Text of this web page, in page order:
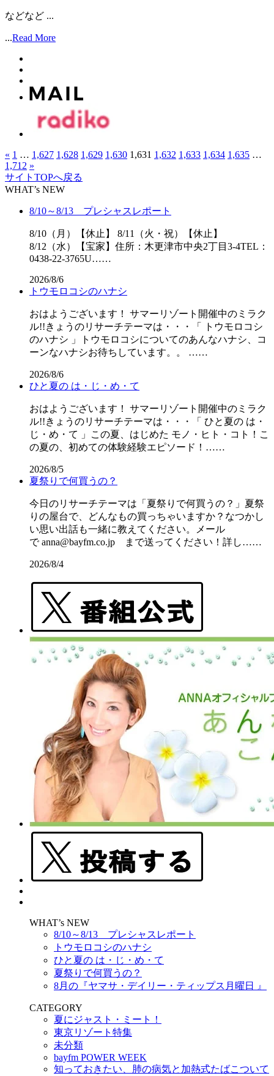
などなど ...
...Read More
« 1 … 1,627 1,628 1,629 1,630 1,631 1,632 1,633 1,634 1,635 …
1,712 »
サイトTOPへ戻る
WHAT’s NEW
8/10～8/13 プレシャスレポート
8/10（月）【休止】 8/11（火・祝）【休止】
8/12（水）【宝家】住所：木更津市中央2丁目3-4TEL：
0438-22-3765U……
2026/8/6
トウモロコシのハナシ
おはようございます！ サマーリゾート開催中のミラク
ル!!きょうのリサーチテーマは・・・「 トウモロコシ
のハナシ 」トウモロコシについてのあんなハナシ、コ
ーンなハナシお待ちしています。。 ……
2026/8/6
ひと夏の は・じ・め・て
おはようございます！ サマーリゾート開催中のミラク
ル!!きょうのリサーチテーマは・・・「 ひと夏の は・
じ・め・て 」この夏、はじめた モノ・ヒト・コト！こ
の夏の、初めての体験経験エピソード！……
2026/8/5
夏祭りで何買うの？
今日のリサーチテーマは「夏祭りで何買うの？」夏祭
りの屋台で、どんなもの買っちゃいますか？なつかし
い思い出話も一緒に教えてください。メール
で anna@bayfm.co.jp まで送ってください！詳し……
2026/8/4
WHAT’s NEW
8/10～8/13 プレシャスレポート
トウモロコシのハナシ
ひと夏の は・じ・め・て
夏祭りで何買うの？
8月の『ヤマサ・デイリー・ティップス月曜日 』
CATEGORY
夏にジャスト・ミート！
東京リゾート特集
未分類
bayfm POWER WEEK
知っておきたい、肺の病気と加熱式たばこついて